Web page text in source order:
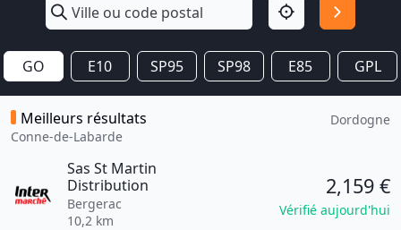
GO E10 SP95 SP98 E85 GPL
Meilleurs résultats
Conne-de-Labarde
Dordogne
Sas St Martin
Distribution
Bergerac
10,2 km
2,159 €
Vérifié aujourd'hui